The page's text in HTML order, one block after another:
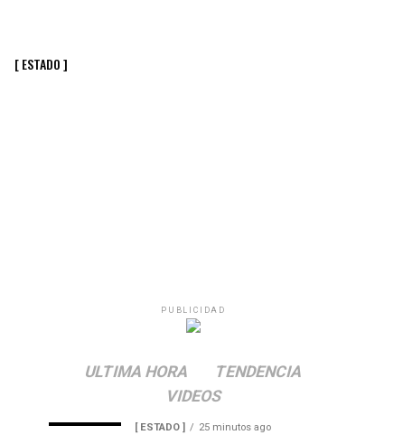
[ ESTADO ]
PUBLICIDAD
ULTIMA HORA
TENDENCIA
VIDEOS
[ ESTADO ] 25 minutos ago